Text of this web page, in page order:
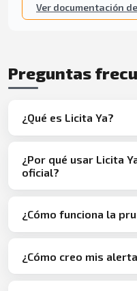
Ver documentación
Preguntas
¿Qué es Licita Ya?
¿Por qué usar Licita
oficial?
¿Cómo funciona la
¿Cómo creo mis